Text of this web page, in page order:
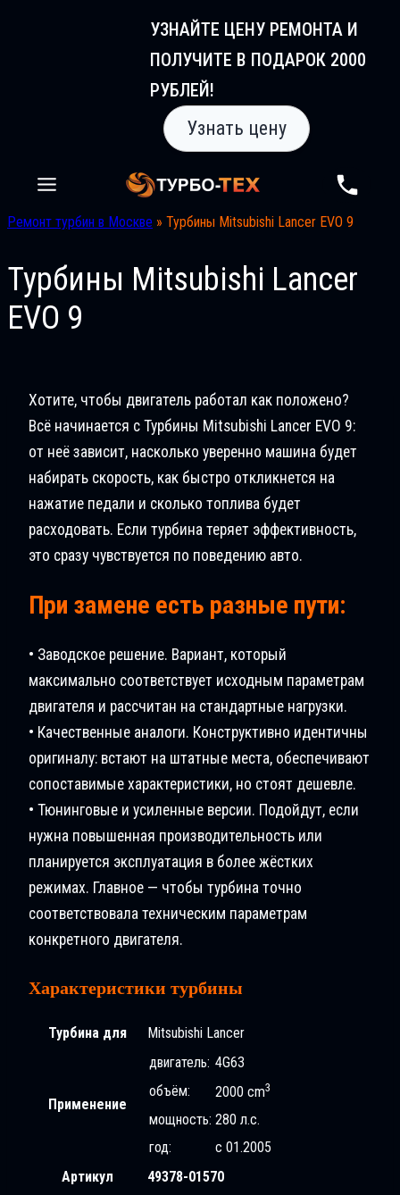
УЗНАЙТЕ ЦЕНУ РЕМОНТА И
ПОЛУЧИТЕ В ПОДАРОК 2000
РУБЛЕЙ!
Узнать цену
Ремонт турбин в Москве » Турбины Mitsubishi Lancer EVO 9
Турбины Mitsubishi Lancer
EVO 9
Хотите, чтобы двигатель работал как положено?
Всё начинается с Турбины Mitsubishi Lancer EVO 9:
от неё зависит, насколько уверенно машина будет
набирать скорость, как быстро откликнется на
нажатие педали и сколько топлива будет
расходовать. Если турбина теряет эффективность,
это сразу чувствуется по поведению авто.
При замене есть разные пути:
• Заводское решение. Вариант, который
максимально соответствует исходным параметрам
двигателя и рассчитан на стандартные нагрузки.
• Качественные аналоги. Конструктивно идентичны
оригиналу: встают на штатные места, обеспечивают
сопоставимые характеристики, но стоят дешевле.
• Тюнинговые и усиленные версии. Подойдут, если
нужна повышенная производительность или
планируется эксплуатация в более жёстких
режимах. Главное — чтобы турбина точно
соответствовала техническим параметрам
конкретного двигателя.
Характеристики турбины
Турбина для Mitsubishi Lancer
Применение
двигатель: 4G63
объём:
2000 cm3
мощность: 280 л.с.
год:
с 01.2005
Артикул
49378-01570